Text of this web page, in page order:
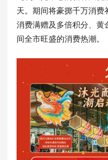
天。期间将豪掷千万消费
消费满赠及多倍积分、黄
间全市旺盛的消费热潮。